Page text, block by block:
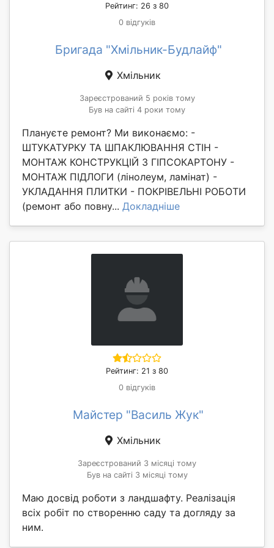
Рейтинг: 26 з 80
0 відгуків
Бригада "Хмільник-Будлайф"
Хмільник
Зареєстрований 5 років тому
Був на сайті 4 роки тому
Плануєте ремонт? Ми виконаємо: -
ШТУКАТУРКУ ТА ШПАКЛЮВАННЯ СТІН -
МОНТАЖ КОНСТРУКЦІЙ З ГІПСОКАРТОНУ -
МОНТАЖ ПІДЛОГИ (лінолеум, ламінат) -
УКЛАДАННЯ ПЛИТКИ - ПОКРІВЕЛЬНІ РОБОТИ
(ремонт або повну... Докладніше
Рейтинг: 21 з 80
0 відгуків
Майстер "Василь Жук"
Хмільник
Зареєстрований 3 місяці тому
Був на сайті 3 місяці тому
Маю досвід роботи з ландшафту. Реалізація
всіх робіт по створенню саду та догляду за
ним.